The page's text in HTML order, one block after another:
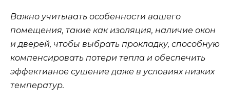
Важно учитывать особенности вашего
помещения, такие как изоляция, наличие окон
и дверей, чтобы выбрать прокладку, способную
компенсировать потери тепла и обеспечить
эффективное сушение даже в условиях низких
температур.